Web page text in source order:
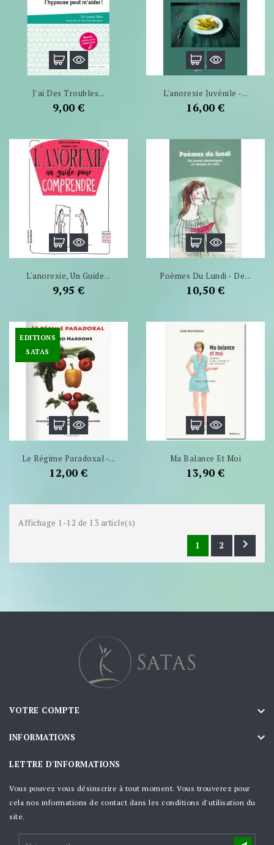
J'ai Des Troubles...
Prix
9,00 €
L'anorexie Juvénile -...
Prix
16,00 €
L'anorexie, Un Guide...
Prix
9,95 €
Poèmes Du Lundi - De...
Prix
10,50 €
EDITIONS
SATAS
Le Régime Paradoxal -...
Prix
12,00 €
Ma Balance Et Moi
Prix
13,90 €
Affichage 1-12 de 13 article(s)
1 2 
VOTRE COMPTE 
INFORMATIONS 
LETTRE D'INFORMATIONS
Vous pouvez vous désinscrire à tout moment. Vous trouverez pour
cela nos informations de contact dans les conditions d'utilisation du
site.